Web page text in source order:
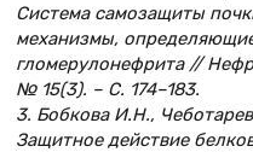
Система самозащиты
механизмы,
гломерулонефрита //
№ 15(3). – С. 174–183.
3. Бобкова И.Н.,
Защитное действие